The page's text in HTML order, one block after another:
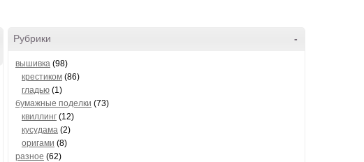
-
Рубрики
вышивка (98)
крестиком (86)
гладью (1)
бумажные поделки (73)
квиллинг (12)
кусудама (2)
оригами (8)
разное (62)